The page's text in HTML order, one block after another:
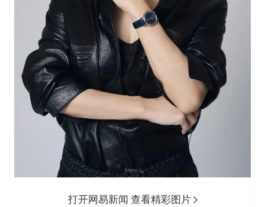
打开网易新闻 查看精彩图片